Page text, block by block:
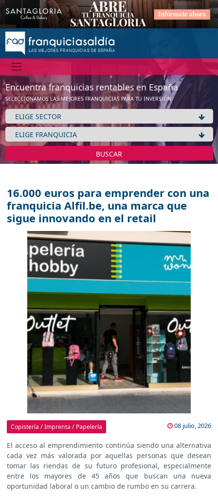
Encuentra franquicias rentables en España
SELECCIONAMOS LAS MEJORES FRANQUICIAS PARA TU INVERSIÓN
BUSCAR
16.000 euros para emprender con una
franquicia Alfil.be, una marca que
sigue innovando en el retail
Copistería / Imprenta / Papelería 08 julio, 2026
El acceso al emprendimiento continúa siendo una alternativa
cada vez más valorada por aquellas personas que desean
tomar las riendas de su futuro profesional, especialmente
entre los mayores de 45 años que buscan una nueva
oportunidad laboral o un cambio de rumbo en su carrera.